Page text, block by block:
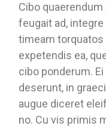
Cibo
feugait ad,
timeam
expetendis ea,
cibo ponderum.
deserunt, in
augue diceret
no. Cu vis primis